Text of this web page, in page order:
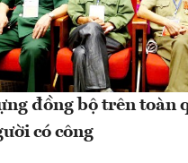
đồng bộ trên toàn
có công